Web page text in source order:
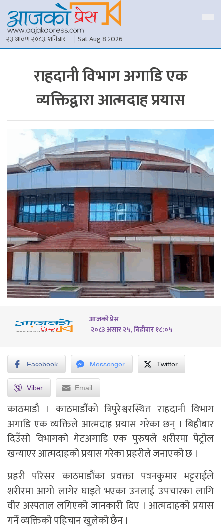
२३ श्रावण २०८३, शनिबार | Sat Aug 8 2026
राहदानी विभाग अगाडि एक
व्यक्तिद्वारा आत्मदाह प्रयास
आजको प्रेस
२०८३ असार २५, बिहीबार १८:०५
Facebook Messenger Twitter
Viber Email
काठमाडौ । काठमाडौंको त्रिपुरेश्वरस्थित राहदानी विभाग
अगाडि एक व्यक्तिले आत्मदाह प्रयास गरेका छन् । बिहीबार
दिउँसो विभागको गेटअगाडि एक पुरुषले शरीरमा पेट्रोल
खन्याएर आत्मदाहको प्रयास गरेका प्रहरीले जनाएको छ ।
प्रहरी परिसर काठमाडौंका प्रवक्ता पवनकुमार भट्टराईले
शरीरमा आगो लागेर घाइते भएका उनलाई उपचारका लागि
वीर अस्पताल लगिएको जानकारी दिए । आत्मदाहको प्रयास
गर्ने व्यक्तिको पहिचान खुलेको छैन ।